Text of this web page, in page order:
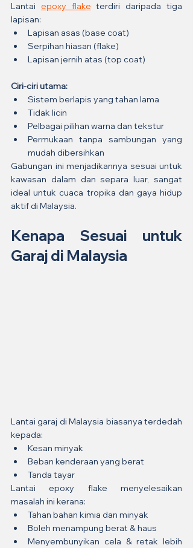
Lantai epoxy flake terdiri daripada tiga
lapisan:
Lapisan asas (base coat)
Serpihan hiasan (flake)
Lapisan jernih atas (top coat)
Ciri-ciri utama:
Sistem berlapis yang tahan lama
Tidak licin
Pelbagai pilihan warna dan tekstur
Permukaan tanpa sambungan yang
mudah dibersihkan
Gabungan ini menjadikannya sesuai untuk
kawasan dalam dan separa luar, sangat
ideal untuk cuaca tropika dan gaya hidup
aktif di Malaysia.
Kenapa Sesuai untuk
Garaj di Malaysia
Lantai garaj di Malaysia biasanya terdedah
kepada:
Kesan minyak
Beban kenderaan yang berat
Tanda tayar
Lantai epoxy flake menyelesaikan
masalah ini kerana:
Tahan bahan kimia dan minyak
Boleh menampung berat & haus
Menyembunyikan cela & retak lebih